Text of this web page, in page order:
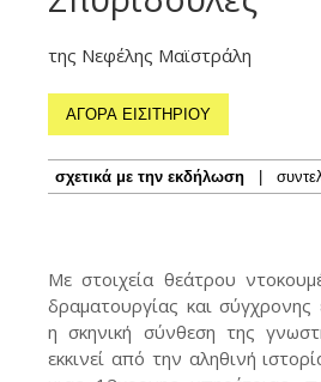
της Νεφέλης Μαϊστράλη
ΑΓΟΡΑ ΕΙΣΙΤΗΡΙΟΥ
σχετικά με την εκδήλωση |
Με στοιχεία θεάτρου
δραματουργίας και σύγχρονης
η σκηνική σύνθεση της
εκκινεί από την αληθινή